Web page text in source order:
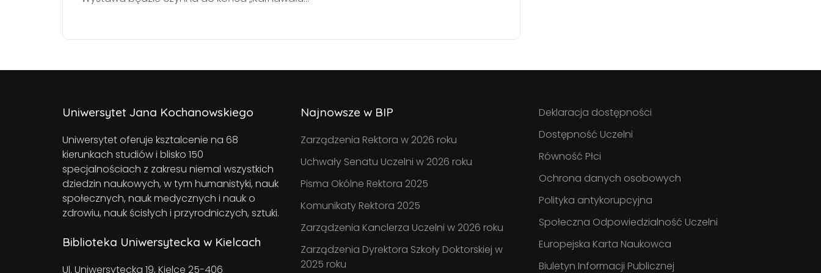
Uniwersytet Jana Kochanowskiego
Uniwersytet oferuje ksztalcenie na 68
kierunkach studiów i blisko 150
specjalnościach z zakresu niemal wszystkich
dziedzin naukowych, w tym humanistyki, nauk
społecznych, nauk medycznych i nauk o
zdrowiu, nauk ścisłych i przyrodniczych, sztuki.
Biblioteka Uniwersytecka w Kielcach
Ul. Uniwersytecka 19, Kielce 25-406
Najnowsze w BIP
Zarządzenia Rektora w 2026 roku
Uchwały Senatu Uczelni w 2026 roku
Pisma Okólne Rektora 2025
Komunikaty Rektora 2025
Zarządzenia Kanclerza Uczelni w 2026 roku
Zarządzenia Dyrektora Szkoły Doktorskiej w
2025 roku
Deklaracja dostępności
Dostępność Uczelni
Równość Płci
Ochrona danych osobowych
Polityka antykorupcyjna
Społeczna Odpowiedzialność Uczelni
Europejska Karta Naukowca
Biuletyn Informacji Publicznej